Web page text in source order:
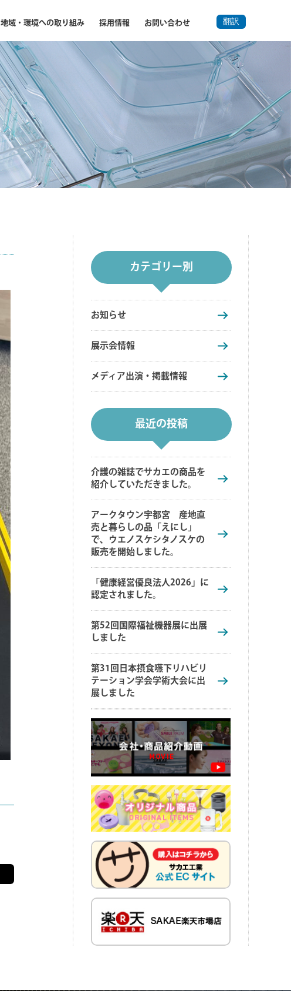
地域・環境への取り組み 採用情報 お問い合わせ 翻訳
カテゴリー別
お知らせ
展示会情報
メディア出演・掲載情報
最近の投稿
介護の雑誌でサカエの商品を
紹介していただきました。
アークタウン宇都宮 産地直
売と暮らしの品「えにし」
で、ウエノスケシタノスケの
販売を開始しました。
「健康経営優良法人2026」に
認定されました。
第52回国際福祉機器展に出展
しました
第31回日本摂食嚥下リハビリ
テーション学会学術大会に出
展しました